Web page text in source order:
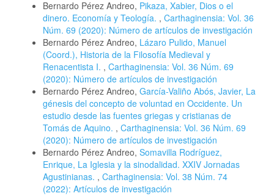
Bernardo Pérez Andreo, Pikaza, Xabier, Dios o el
dinero. Economía y Teología. , Carthaginensia: Vol. 36
Núm. 69 (2020): Número de artículos de investigación
Bernardo Pérez Andreo, Lázaro Pulido, Manuel
(Coord.), Historia de la Filosofía Medieval y
Renacentista I. , Carthaginensia: Vol. 36 Núm. 69
(2020): Número de artículos de investigación
Bernardo Pérez Andreo, García-Valiño Abós, Javier, La
génesis del concepto de voluntad en Occidente. Un
estudio desde las fuentes griegas y cristianas de
Tomás de Aquino. , Carthaginensia: Vol. 36 Núm. 69
(2020): Número de artículos de investigación
Bernardo Pérez Andreo, Somavilla Rodríguez,
Enrique, La Iglesia y la sinodalidad. XXIV Jornadas
Agustinianas. , Carthaginensia: Vol. 38 Núm. 74
(2022): Artículos de investigación